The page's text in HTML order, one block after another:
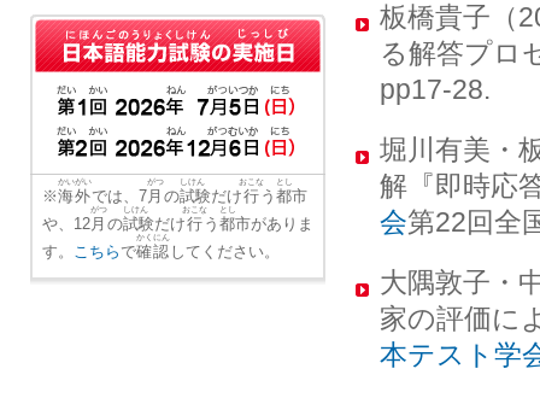
板橋貴子（
る解答プロ
pp17-28.
堀川有美・
解『即時応
会第22回全
大隅敦子・
家の評価に
本テスト学
※海外
かいがい
では、7月
がつ
の試験
しけん
だけ行
おこな
う 都市
とし
や、12月
がつ
の試験
しけん
だけ行
おこな
う 都市
とし
がありま
す。 こちら で確認
かくにん
してください。